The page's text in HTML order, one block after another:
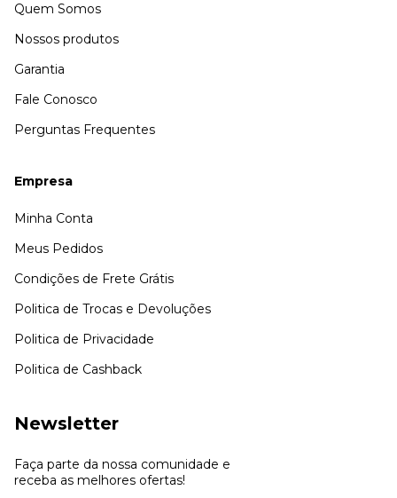
Quem Somos
Nossos produtos
Garantia
Fale Conosco
Perguntas Frequentes
Empresa
Minha Conta
Meus Pedidos
Condições de Frete Grátis
Politica de Trocas e Devoluções
Politica de Privacidade
Politica de Cashback
Newsletter
Faça parte da nossa comunidade e
receba as melhores ofertas!